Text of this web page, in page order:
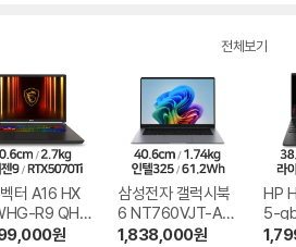
전체보기
터 A16 HX
R9 QHD
원
삼성전자 갤럭시북
6 NT760VJT-A51
A
1,838,000원
HP
5-